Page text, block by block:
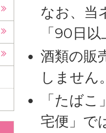
なお、当
「90日
酒類の販
しません
「たば
宅便」で